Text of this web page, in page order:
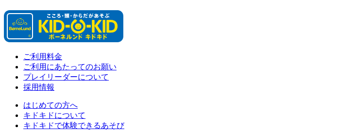
ご利用料金
ご利用にあたってのお願い
プレイリーダーについて
採用情報
はじめての方へ
キドキドについて
キドキドで体験できるあそび